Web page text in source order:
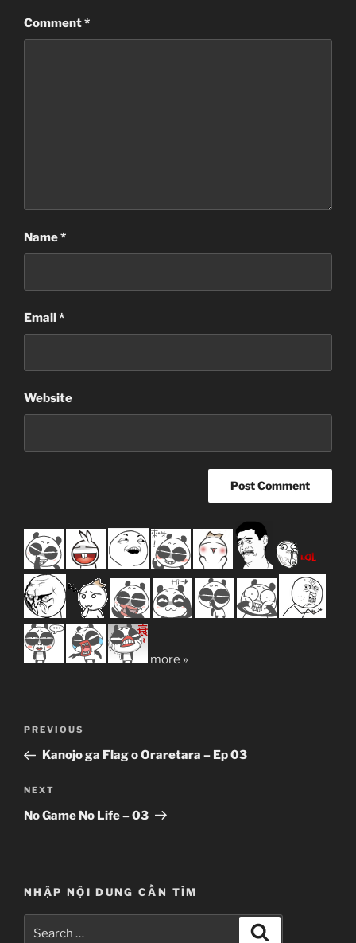
Comment*
Name*
Email*
Website
more »
Previous
Post
PREVIOUS
Kanojo ga Flag o Oraretara – Ep 03
Next
Post
NEXT
No Game No Life – 03
NHẬP NỘI DUNG CẦN TÌM